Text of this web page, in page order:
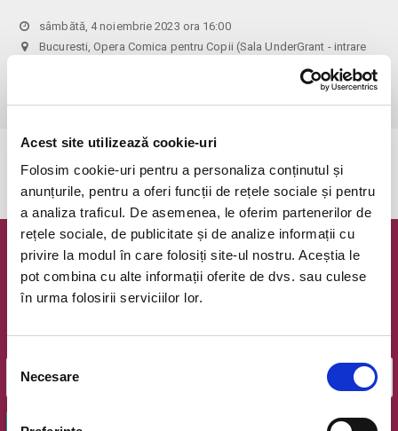
Acest site utilizează cookie-uri
Folosim cookie-uri pentru a personaliza conținutul și
anunțurile, pentru a oferi funcții de rețele sociale și pentru
a analiza traficul. De asemenea, le oferim partenerilor de
rețele sociale, de publicitate și de analize informații cu
privire la modul în care folosiți site-ul nostru. Aceștia le
pot combina cu alte informații oferite de dvs. sau culese
în urma folosirii serviciilor lor.
Selecția
consimțământului
Necesare
sâmbătă, 4 noiembrie 2023 ora 16:00
Bucuresti, Opera Comica pentru Copii (Sala UnderGrant - intrare
Newsletter @ Bilete.ro
Oferte exclusive si o editie saptamanala cu cele mai noi
OK